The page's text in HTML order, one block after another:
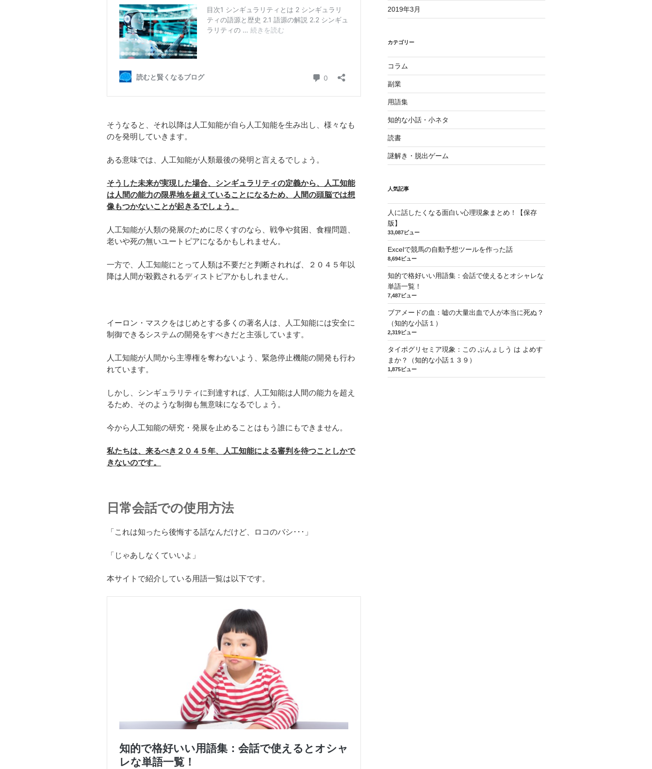
そうなると、それ以降は人工知能が自ら人工知能を生み出し、様々なも
のを発明していきます。
ある意味では、人工知能が人類最後の発明と言えるでしょう。
そうした未来が実現した場合、シンギュラリティの定義から、人工知能
は人間の能力の限界地を超えていることになるため、人間の頭脳では想
像もつかないことが起きるでしょう。
人工知能が人類の発展のために尽くすのなら、戦争や貧困、食糧問題、
老いや死の無いユートピアになるかもしれません。
一方で、人工知能にとって人類は不要だと判断されれば、２０４５年以
降は人間が殺戮されるディストピアかもしれません。
イーロン・マスクをはじめとする多くの著名人は、人工知能には安全に
制御できるシステムの開発をすべきだと主張しています。
人工知能が人間から主導権を奪わないよう、緊急停止機能の開発も行わ
れています。
しかし、シンギュラリティに到達すれば、人工知能は人間の能力を超え
るため、そのような制御も無意味になるでしょう。
今から人工知能の研究・発展を止めることはもう誰にもできません。
私たちは、来るべき２０４５年、人工知能による審判を待つことしかで
きないのです。
日常会話での使用方法
「これは知ったら後悔する話なんだけど、ロコのバシ･･･」
「じゃあしなくていいよ」
本サイトで紹介している用語一覧は以下です。
2019年3月
カテゴリー
コラム
副業
用語集
知的な小話・小ネタ
読書
謎解き・脱出ゲーム
人気記事
人に話したくなる面白い心理現象まとめ！【保存
版】
33,087ビュー
Excelで競馬の自動予想ツールを作った話
8,694ビュー
知的で格好いい用語集：会話で使えるとオシャレな
単語一覧！
7,487ビュー
ブアメードの血：嘘の大量出血で人が本当に死ぬ？
（知的な小話１）
2,319ビュー
タイポグリセミア現象：この ぶんょしう は よめす
まか？（知的な小話１３９）
1,875ビュー